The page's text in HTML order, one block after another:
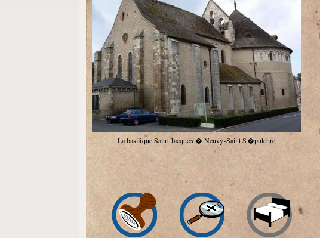
La basilique Saint Jacques � Neuvy-Saint S�pulchre